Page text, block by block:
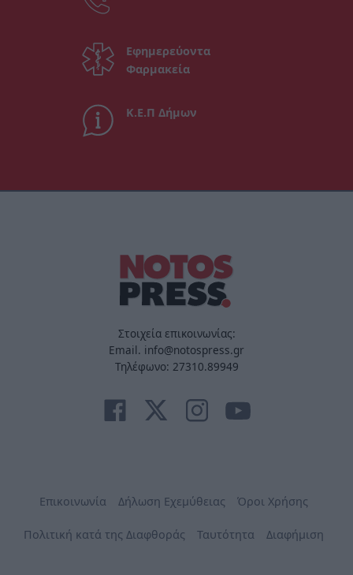
Εφημερεύοντα
Φαρμακεία
Κ.Ε.Π Δήμων
Στοιχεία επικοινωνίας:
Email. info@notospress.gr
Τηλέφωνο: 27310.89949
Επικοινωνία Δήλωση Εχεμύθειας Όροι Χρήσης
Πολιτική κατά της Διαφθοράς Ταυτότητα Διαφήμιση